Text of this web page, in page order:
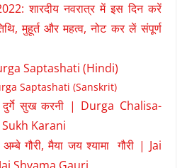
शारदीय नवरात्र में इस दिन करें
मुहूर्त और महत्व, नोट कर लें संपूर्ण
Saptashati (Hindi)
Saptashati (Sanskrit)
दुर्गे सुख करनी | Durga Chalisa-
Karani
गौरी, मैया जय श्यामा गौरी | Jai